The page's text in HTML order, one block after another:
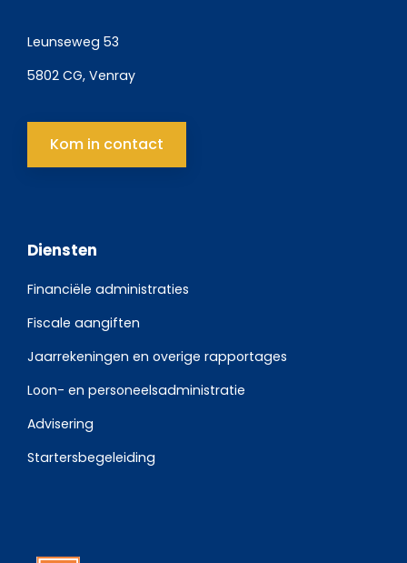
Leunseweg 53
5802 CG, Venray
Kom in contact
Diensten
Financiële administraties
Fiscale aangiften
Jaarrekeningen en overige rapportages
Loon- en personeelsadministratie
Advisering
Startersbegeleiding